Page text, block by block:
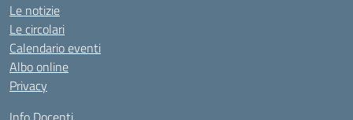
Le notizie
Le circolari
Calendario eventi
Albo online
Privacy